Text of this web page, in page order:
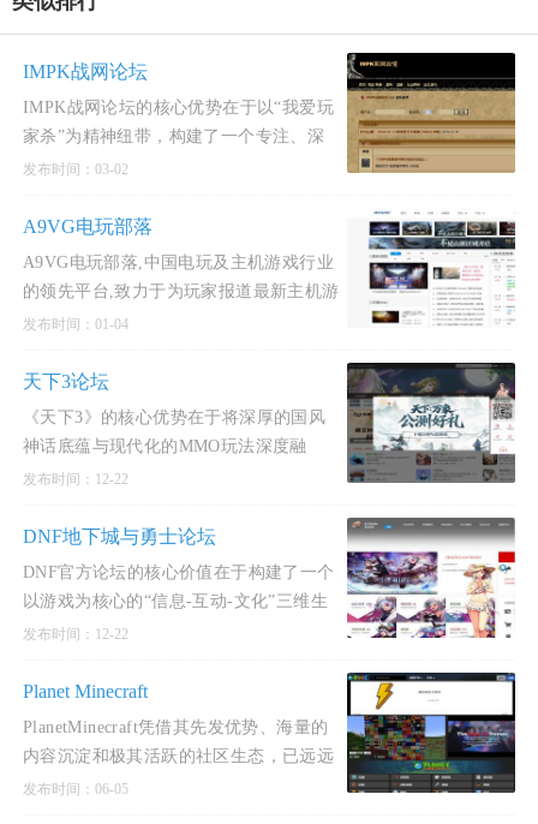
IMPK战网论坛
IMPK战网论坛的核心优势在于以“我爱玩
家杀”为精神纽带，构建了一个专注、深
度、充满情怀的《暗黑破坏神》玩家社
发布时间：03-02
A9VG电玩部落
A9VG电玩部落,中国电玩及主机游戏行业
的领先平台,致力于为玩家报道最新主机游
戏独家资讯，PS4和Xbox One等主机电视
发布时间：01-04
天下3论坛
《天下3》的核心优势在于将深厚的国风
神话底蕴与现代化的MMO玩法深度融
合，在战斗自由度、成长个性化、社交多
发布时间：12-22
DNF地下城与勇士论坛
DNF官方论坛的核心价值在于构建了一个
以游戏为核心的“信息-互动-文化”三维生
态，既是玩家获取权威资讯、提升游戏水
发布时间：12-22
Planet Minecraft
PlanetMinecraft凭借其先发优势、海量的
内容沉淀和极其活跃的社区生态，已远远
超出一个简单的资源下载站。它构建了一
发布时间：06-05